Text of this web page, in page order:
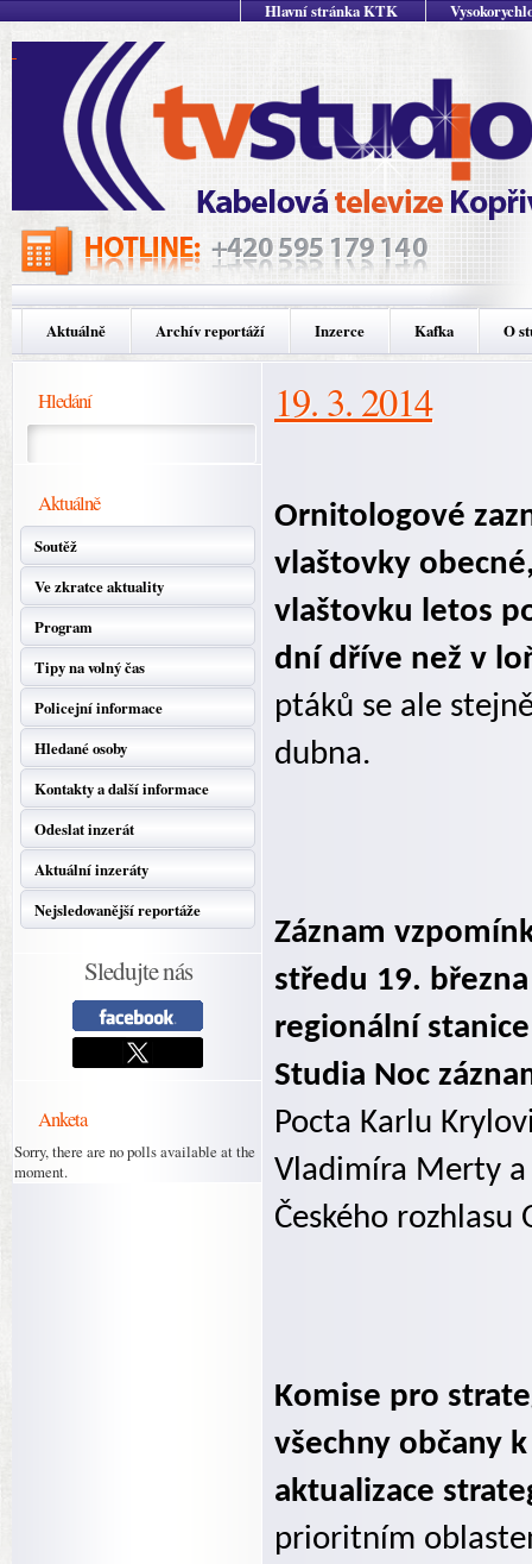
Hlavní stránka KTK
Aktuálně Archív reportáží Inzerce Kafka O
Hledání
Aktuálně
Soutěž
Ve zkratce aktuality
Program
Tipy na volný čas
Policejní informace
Hledané osoby
Kontakty a další informace
Odeslat inzerát
Aktuální inzeráty
Nejsledovanější reportáže
Sledujte nás
Anketa
Sorry, there are no polls available at the
moment.
19. 3. 2014
Ornitologové
vlaštovky
vlaštovku letos
dní dříve než v
ptáků se ale
dubna.
Záznam
středu 19.
regionální
Studia Noc
Pocta Karlu
Vladimíra Merty
Českého rozhlasu
Komise pro
všechny občany
aktualizace
prioritním